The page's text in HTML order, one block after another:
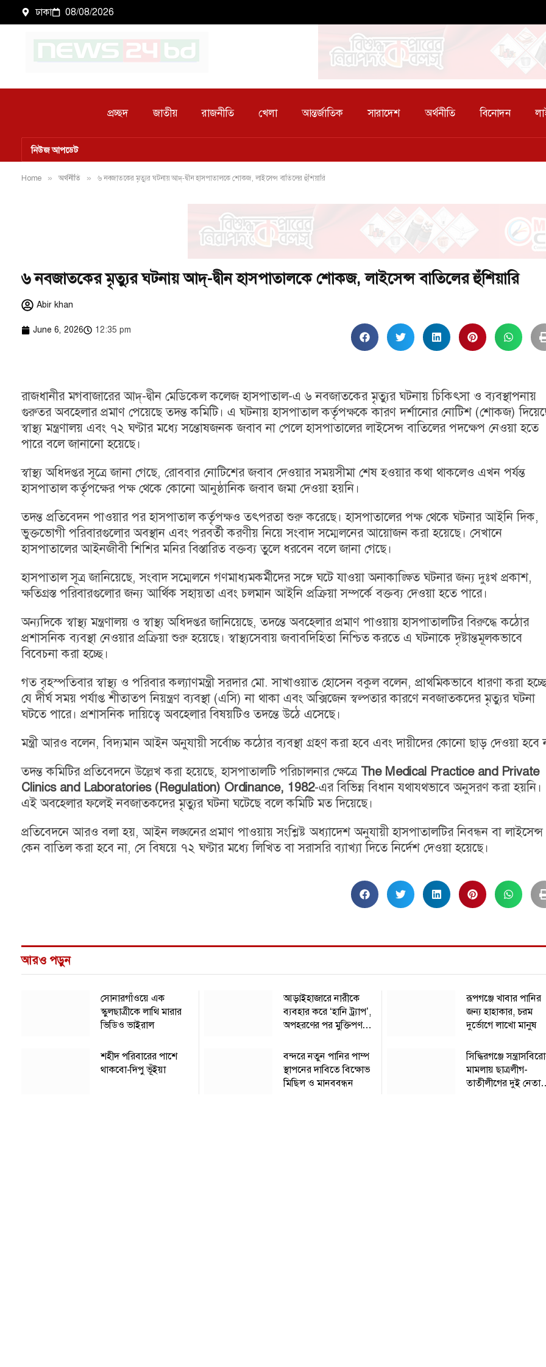
ঢাকা 08/08/2026
প্রচ্ছদ জাতীয় রাজনীতি খেলা আন্তর্জাতিক সারাদেশ অর্থনীতি বিনোদন
নিউজ আপডেট
Home » অর্থনীতি » ৬ নবজাতকের মৃত্যুর ঘটনায় আদ্-দ্বীন হাসপাতালকে শোকজ, লাইসেন্স বাতিলের হুঁশিয়ারি
৬ নবজাতকের মৃত্যুর ঘটনায় আদ্-দ্বীন হাসপাতালকে শোকজ, লাইসেন্স বাতিলের হুঁশিয়ারি
Abir khan
June 6, 2026 12:35 pm
রাজধানীর মগবাজারেরআদ্-দ্বীন মেডিকেল কলেজ হাসপাতাল-এ ৬ নবজাতকের মৃত্যুর ঘটনায় চিকিৎসা ও ব্যবস্থাপনায়
গুরুতর অবহেলার প্রমাণ পেয়েছে তদন্ত কমিটি। এ ঘটনায় হাসপাতাল কর্তৃপক্ষকে কারণ দর্শানোর নোটিশ (শোকজ)
স্বাস্থ্য মন্ত্রণালয় এবং ৭২ ঘণ্টার মধ্যে সন্তোষজনক জবাব না পেলে হাসপাতালের লাইসেন্স বাতিলের পদক্ষেপ নেওয়া হতে
পারে বলে জানানো হয়েছে।
স্বাস্থ্য অধিদপ্তর সূত্রে জানা গেছে, রোববার নোটিশের জবাব দেওয়ার সময়সীমা শেষ হওয়ার কথা থাকলেও এখন পর্যন্ত
হাসপাতাল কর্তৃপক্ষের পক্ষ থেকে কোনো আনুষ্ঠানিক জবাব জমা দেওয়া হয়নি।
তদন্ত প্রতিবেদন পাওয়ার পর হাসপাতাল কর্তৃপক্ষও তৎপরতা শুরু করেছে। হাসপাতালের পক্ষ থেকে ঘটনার আইনি দিক,
ভুক্তভোগী পরিবারগুলোর অবস্থান এবং পরবর্তী করণীয় নিয়ে সংবাদ সম্মেলনের আয়োজন করা হয়েছে। সেখানে
হাসপাতালের আইনজীবী শিশির মনির বিস্তারিত বক্তব্য তুলে ধরবেন বলে জানা গেছে।
হাসপাতাল সূত্র জানিয়েছে, সংবাদ সম্মেলনে গণমাধ্যমকর্মীদের সঙ্গে ঘটে যাওয়া অনাকাঙ্ক্ষিত ঘটনার জন্য দুঃখ প্রকাশ,
ক্ষতিগ্রস্ত পরিবারগুলোর জন্য আর্থিক সহায়তা এবং চলমান আইনি প্রক্রিয়া সম্পর্কে বক্তব্য দেওয়া হতে পারে।
অন্যদিকে স্বাস্থ্য মন্ত্রণালয় ও স্বাস্থ্য অধিদপ্তর জানিয়েছে, তদন্তে অবহেলার প্রমাণ পাওয়ায় হাসপাতালটির বিরুদ্ধে কঠোর
প্রশাসনিক ব্যবস্থা নেওয়ার প্রক্রিয়া শুরু হয়েছে। স্বাস্থ্যসেবায় জবাবদিহিতা নিশ্চিত করতে এ ঘটনাকে দৃষ্টান্তমূলকভাবে
বিবেচনা করা হচ্ছে।
গত বৃহস্পতিবার স্বাস্থ্য ও পরিবার কল্যাণমন্ত্রীসরদার মো. সাখাওয়াত হোসেন বকুলবলেন, প্রাথমিকভাবে ধারণা করা
যে দীর্ঘ সময় পর্যাপ্ত শীতাতপ নিয়ন্ত্রণ ব্যবস্থা (এসি) না থাকা এবং অক্সিজেন স্বল্পতার কারণে নবজাতকদের মৃত্যুর ঘটনা
ঘটতে পারে। প্রশাসনিক দায়িত্বে অবহেলার বিষয়টিও তদন্তে উঠে এসেছে।
মন্ত্রী আরও বলেন, বিদ্যমান আইন অনুযায়ী সর্বোচ্চ কঠোর ব্যবস্থা গ্রহণ করা হবে এবং দায়ীদের কোনো ছাড় দেওয়া হবে
তদন্ত কমিটির প্রতিবেদনে উল্লেখ করা হয়েছে, হাসপাতালটি পরিচালনার ক্ষেত্রে The Medical Practice and Private
Clinics and Laboratories (Regulation) Ordinance, 1982-এর বিভিন্ন বিধান যথাযথভাবে অনুসরণ করা হয়নি।
এই অবহেলার ফলেই নবজাতকদের মৃত্যুর ঘটনা ঘটেছে বলে কমিটি মত দিয়েছে।
প্রতিবেদনে আরও বলা হয়, আইন লঙ্ঘনের প্রমাণ পাওয়ায় সংশ্লিষ্ট অধ্যাদেশ অনুযায়ী হাসপাতালটির নিবন্ধন বা লাইসেন্স
কেন বাতিল করা হবে না, সে বিষয়ে ৭২ ঘণ্টার মধ্যে লিখিত বা সরাসরি ব্যাখ্যা দিতে নির্দেশ দেওয়া হয়েছে।
আরও পড়ুন
সোনারগাঁওয়ে এক
স্কুলছাত্রীকে লাথি মারার
ভিডিও ভাইরাল
আড়াইহাজারে নারীকে
ব্যবহার করে ‘হানি ট্র্যাপ’,
অপহরণের পর মুক্তিপণ
রূপগঞ্জে খাবার পানির
জন্য হাহাকার, চরম
দুর্ভোগে লাখো মানুষ
শহীদ পরিবারের পাশে
থাকবো-দিপু ভূঁইয়া
বন্দরে নতুন পানির পাম্প
স্থাপনের দাবিতে বিক্ষোভ
মিছিল ও মানববন্ধন
সিদ্ধিরগঞ্জে
মামলায় ছাত্রলীগ-
তাতীলীগের দুই নেতা